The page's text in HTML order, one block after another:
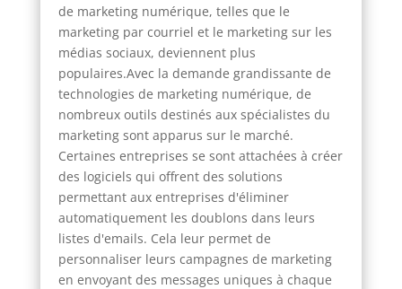
de marketing numérique, telles que le
marketing par courriel et le marketing sur les
médias sociaux, deviennent plus
populaires.Avec la demande grandissante de
technologies de marketing numérique, de
nombreux outils destinés aux spécialistes du
marketing sont apparus sur le marché.
Certaines entreprises se sont attachées à créer
des logiciels qui offrent des solutions
permettant aux entreprises d'éliminer
automatiquement les doublons dans leurs
listes d'emails. Cela leur permet de
personnaliser leurs campagnes de marketing
en envoyant des messages uniques à chaque